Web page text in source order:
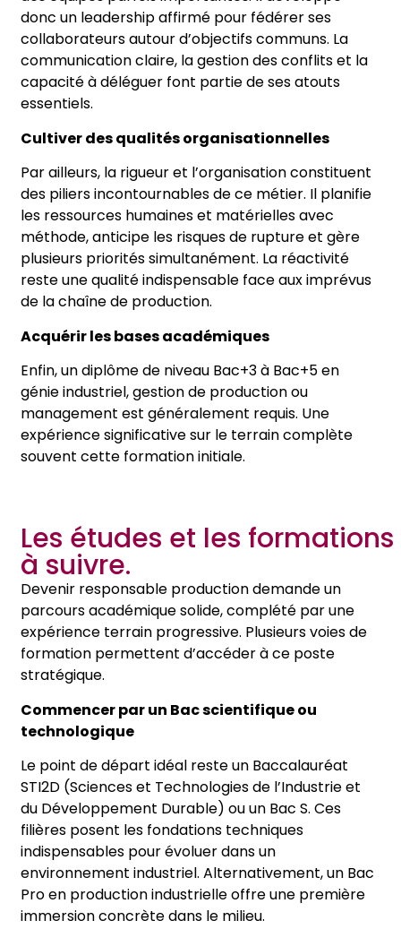
donc un leadership affirmé pour fédérer ses
collaborateurs autour d’objectifs communs. La
communication claire, la gestion des conflits et la
capacité à déléguer font partie de ses atouts
essentiels.
Cultiver des qualités organisationnelles
Par ailleurs, la rigueur et l’organisation constituent
des piliers incontournables de ce métier. Il planifie
les ressources humaines et matérielles avec
méthode, anticipe les risques de rupture et gère
plusieurs priorités simultanément. La réactivité
reste une qualité indispensable face aux imprévus
de la chaîne de production.
Acquérir les bases académiques
Enfin, un diplôme de niveau Bac+3 à Bac+5 en
génie industriel, gestion de production ou
management est généralement requis. Une
expérience significative sur le terrain complète
souvent cette formation initiale.
Les études et les formations
à suivre.
Devenir responsable production demande un
parcours académique solide, complété par une
expérience terrain progressive. Plusieurs voies de
formation permettent d’accéder à ce poste
stratégique.
Commencer par un Bac scientifique ou
technologique
Le point de départ idéal reste un Baccalauréat
STI2D (Sciences et Technologies de l’Industrie et
du Développement Durable) ou un Bac S. Ces
filières posent les fondations techniques
indispensables pour évoluer dans un
environnement industriel. Alternativement, un Bac
Pro en production industrielle offre une première
immersion concrète dans le milieu.